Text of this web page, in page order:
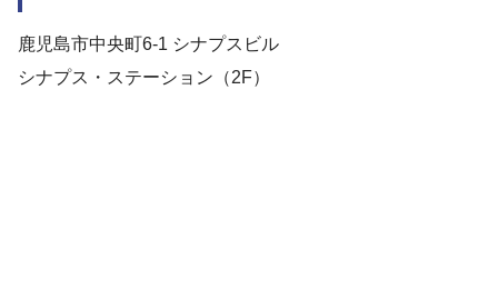
鹿児島市中央町6-1 シナプスビル
シナプス・ステーション（2F）